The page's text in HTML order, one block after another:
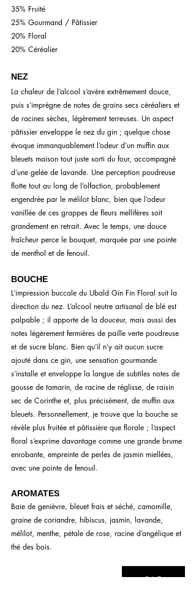
35% Fruité
25% Gourmand / Pâtissier
20% Floral
20% Céréalier
NEZ
La chaleur de l’alcool s’avère extrêmement douce,
puis s’imprègne de notes de grains secs céréaliers et
de racines sèches, légèrement terreuses. Un aspect
pâtissier enveloppe le nez du gin ; quelque chose
évoque immanquablement l’odeur d’un muffin aux
bleuets maison tout juste sorti du four, accompagné
d’une gelée de lavande. Une perception poudreuse
flotte tout au long de l’olfaction, probablement
engendrée par le mélilot blanc, bien que l’odeur
vanillée de ces grappes de fleurs mellifères soit
grandement en retrait. Avec le temps, une douce
fraîcheur perce le bouquet, marquée par une pointe
de menthol et de fenouil.
BOUCHE
L’impression buccale du Ubald Gin Fin Floral suit la
direction du nez. L’alcool neutre artisanal de blé est
palpable ; il apporte de la douceur, mais aussi des
notes légèrement fermières de paille verte poudreuse
et de sucre blanc. Bien qu’il n’y ait aucun sucre
ajouté dans ce gin, une sensation gourmande
s’installe et enveloppe la langue de subtiles notes de
gousse de tamarin, de racine de réglisse, de raisin
sec de Corinthe et, plus précisément, de muffin aux
bleuets. Personnellement, je trouve que la bouche se
révèle plus fruitée et pâtissière que florale ; l’aspect
floral s’exprime davantage comme une grande brume
enrobante, empreinte de perles de jasmin miellées,
avec une pointe de fenouil.
AROMATES
Baie de genièvre, bleuet frais et séché, camomille,
graine de coriandre, hibiscus, jasmin, lavande,
mélilot, menthe, pétale de rose, racine d’angélique et
thé des bois.
SAQ